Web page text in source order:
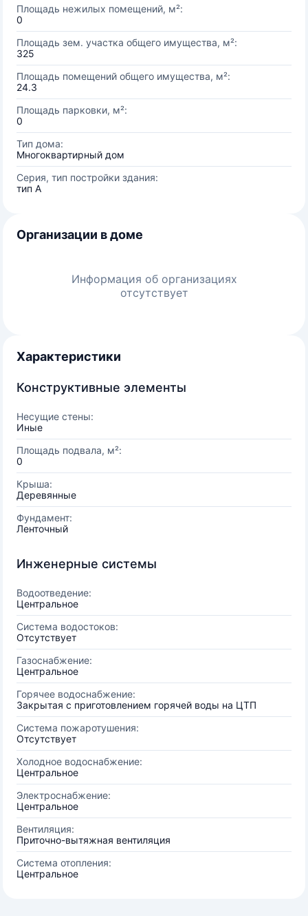
Площадь нежилых помещений, м²:
0
Площадь зем. участка общего имущества, м²:
325
Площадь помещений общего имущества, м²:
24.3
Площадь парковки, м²:
0
Тип дома:
Многоквартирный дом
Серия, тип постройки здания:
тип А
Организации в доме
Информация об организациях
отсутствует
Характеристики
Конструктивные элементы
Несущие стены:
Иные
Площадь подвала, м²:
0
Крыша:
Деревянные
Фундамент:
Ленточный
Инженерные системы
Водоотведение:
Центральное
Система водостоков:
Отсутствует
Газоснабжение:
Центральное
Горячее водоснабжение:
Закрытая с приготовлением горячей воды на ЦТП
Система пожаротушения:
Отсутствует
Холодное водоснабжение:
Центральное
Электроснабжение:
Центральное
Вентиляция:
Приточно-вытяжная вентиляция
Система отопления:
Центральное